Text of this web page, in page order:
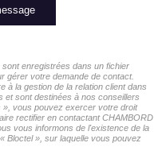
enregistrées dans un fichier
gérer votre demande de contact.
à la gestion de la relation client dans
et sont destinées à nos conseillers
», vous pouvez exercer votre droit
rectifier en contactant CHAMBORD
vous informons de l'existence de la
Bloctel », sur laquelle vous pouvez